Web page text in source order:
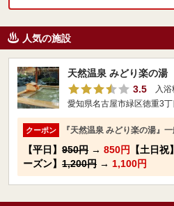
人気の施設
天然温泉 みどり楽の湯
3.5
入浴
愛知県名古屋市緑区徳重3
クーポン 『天然温泉 みどり楽の湯』
【平日】 950円 → 850円 【土日祝】
ーズン】 1,200円 → 1,100円